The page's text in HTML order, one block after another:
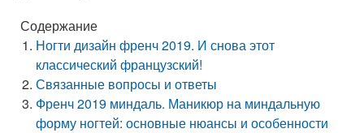
Содержание
Ногти дизайн френч 2019. И снова этот
классический французский!
Связанные вопросы и ответы
Френч 2019 миндаль. Маникюр на миндальную
форму ногтей: основные нюансы и особенности